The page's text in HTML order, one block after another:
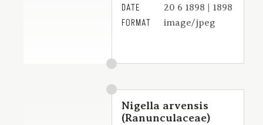
DATE 20 6 1898 | 1898
FORMAT image/jpeg
Nigella arvensis
(Ranunculaceae)